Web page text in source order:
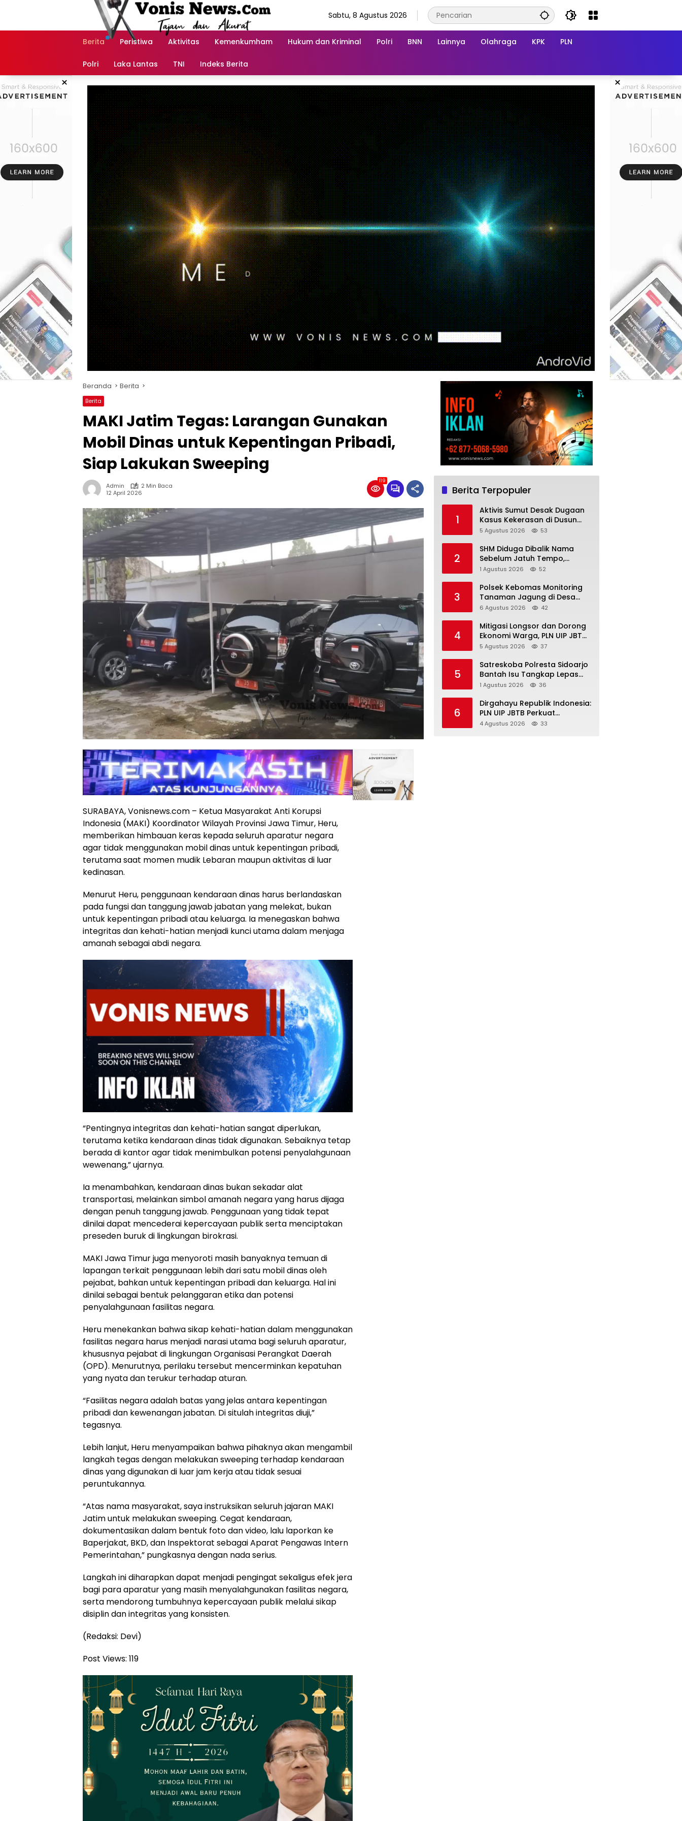
Sabtu, 8 Agustus 2026
Berita Peristiwa Aktivitas Kemenkumham Hukum dan Kriminal Polri BNN Lainnya Olahraga KPK PLN
Polri Laka Lantas TNI Indeks Berita
× ×
Beranda Berita
Berita
MAKI Jatim Tegas: Larangan Gunakan
Mobil Dinas untuk Kepentingan Pribadi,
Siap Lakukan Sweeping
Admin
2 Min Baca
12 April 2026
119
SURABAYA, Vonisnews.com – Ketua Masyarakat Anti Korupsi
Indonesia (MAKI) Koordinator Wilayah Provinsi Jawa Timur, Heru,
memberikan himbauan keras kepada seluruh aparatur negara
agar tidak menggunakan mobil dinas untuk kepentingan pribadi,
terutama saat momen mudik Lebaran maupun aktivitas di luar
kedinasan.
Menurut Heru, penggunaan kendaraan dinas harus berlandaskan
pada fungsi dan tanggung jawab jabatan yang melekat, bukan
untuk kepentingan pribadi atau keluarga. Ia menegaskan bahwa
integritas dan kehati-hatian menjadi kunci utama dalam menjaga
amanah sebagai abdi negara.
“Pentingnya integritas dan kehati-hatian sangat diperlukan,
terutama ketika kendaraan dinas tidak digunakan. Sebaiknya tetap
berada di kantor agar tidak menimbulkan potensi penyalahgunaan
wewenang,” ujarnya.
Ia menambahkan, kendaraan dinas bukan sekadar alat
transportasi, melainkan simbol amanah negara yang harus dijaga
dengan penuh tanggung jawab. Penggunaan yang tidak tepat
dinilai dapat mencederai kepercayaan publik serta menciptakan
preseden buruk di lingkungan birokrasi.
MAKI Jawa Timur juga menyoroti masih banyaknya temuan di
lapangan terkait penggunaan lebih dari satu mobil dinas oleh
pejabat, bahkan untuk kepentingan pribadi dan keluarga. Hal ini
dinilai sebagai bentuk pelanggaran etika dan potensi
penyalahgunaan fasilitas negara.
Heru menekankan bahwa sikap kehati-hatian dalam menggunakan
fasilitas negara harus menjadi narasi utama bagi seluruh aparatur,
khususnya pejabat di lingkungan Organisasi Perangkat Daerah
(OPD). Menurutnya, perilaku tersebut mencerminkan kepatuhan
yang nyata dan terukur terhadap aturan.
“Fasilitas negara adalah batas yang jelas antara kepentingan
pribadi dan kewenangan jabatan. Di situlah integritas diuji,”
tegasnya.
Lebih lanjut, Heru menyampaikan bahwa pihaknya akan mengambil
langkah tegas dengan melakukan sweeping terhadap kendaraan
dinas yang digunakan di luar jam kerja atau tidak sesuai
peruntukannya.
“Atas nama masyarakat, saya instruksikan seluruh jajaran MAKI
Jatim untuk melakukan sweeping. Cegat kendaraan,
dokumentasikan dalam bentuk foto dan video, lalu laporkan ke
Baperjakat, BKD, dan Inspektorat sebagai Aparat Pengawas Intern
Pemerintahan,” pungkasnya dengan nada serius.
Langkah ini diharapkan dapat menjadi pengingat sekaligus efek jera
bagi para aparatur yang masih menyalahgunakan fasilitas negara,
serta mendorong tumbuhnya kepercayaan publik melalui sikap
disiplin dan integritas yang konsisten.
(Redaksi: Devi)
Post Views: 119
Berita Terpopuler
1
Aktivis Sumut Desak Dugaan
Kasus Kekerasan di Dusun
Balakka, Desa Gunung
5 Agustus 2026 53
2
SHM Diduga Dibalik Nama
Sebelum Jatuh Tempo,
Warga Gresik Gugat
Somasi Kepala Desa
1 Agustus 2026 52
3
Polsek Kebomas Monitoring
Tanaman Jagung di Desa
Kembangan, Perkuat
Nasional
6 Agustus 2026 42
4
Mitigasi Longsor dan Dorong
Ekonomi Warga, PLN UIP JBTB
Salurkan Bantuan Konservasi
Aceh di Banyuwangi
5 Agustus 2026 37
5
Satreskoba Polresta Sidoarjo
Bantah Isu Tangkap Lepas
Delapan Terduga
Porong
1 Agustus 2026 36
6
Dirgahayu Republik Indonesia:
PLN UIP JBTB Perkuat
Kepemimpinan Perempuan
4 Agustus 2026 33